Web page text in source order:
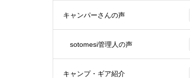
キャンパーさんの声
sotomesi管理人の声
キャンプ・ギア紹介